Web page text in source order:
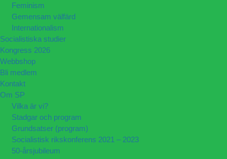
Feminism
Gemensam välfärd
Internationalism
Socialistiska studier
Kongress 2026
Webbshop
Bli medlem
Kontakt
Om SP
Vilka är vi?
Stadgar och program
Grundsatser (program)
Socialistisk rikskonferens 2021 – 2023
50-årsjubileum